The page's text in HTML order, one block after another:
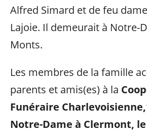
Alfred Simard et de feu
Lajoie. Il demeurait à Notre-
Monts.
Les membres de la famille
parents et amis(es) à la
Funéraire
Notre-Dame à Clermont,